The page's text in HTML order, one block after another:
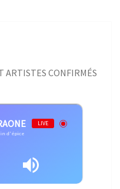
ARTISTES CONFIRMÉS
LIVE